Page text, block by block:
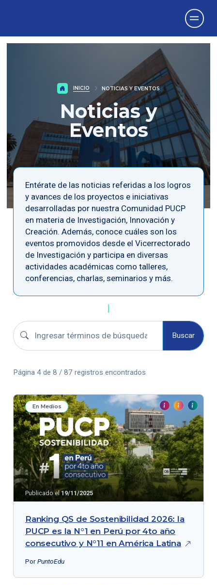
INICIO NOTICIAS Y EVENTOS
Noticias y
Eventos
Entérate de las noticias referidas a los logros
y avances de los proyectos e iniciativas
desarrolladas por nuestra Comunidad PUCP
en materia de Investigación, Innovación y
Creación. Además, conoce cuáles son los
eventos promovidos desde el Vicerrectorado
de Investigación y participa en diversas
actividades académicas como talleres,
conferencias, charlas, seminarios y más.
Buscar convocatorias Buscar
Página 4 de 8 / 87 registros encontrados
En Medios
Publicado el19/11/2025
Ranking QS de Sostenibilidad 2026: la
PUCP es la N°1 en Perú por 4to año
consecutivo y N°11 en América Latina
PorPuntoEdu